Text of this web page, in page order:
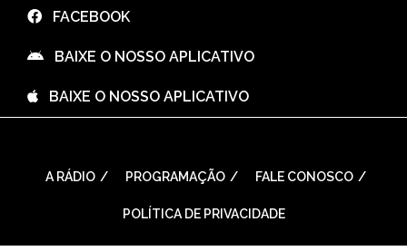
⠀FACEBOOK
⠀BAIXE O NOSSO APLICATIVO
⠀BAIXE O NOSSO APLICATIVO
A RÁDIO PROGRAMAÇÃO FALE CONOSCO
POLÍTICA DE PRIVACIDADE